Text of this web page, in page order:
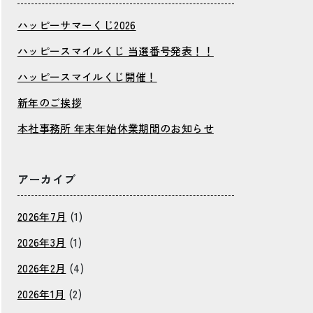
ハッピーサマーくじ2026
ハッピースマイルくじ 当選番号発表！！
ハッピースマイルくじ開催！
新年のご挨拶
本社事務所 年末年始休業期間のお知らせ
アーカイブ
2026年7月 (1)
2026年3月 (1)
2026年2月 (4)
2026年1月 (2)